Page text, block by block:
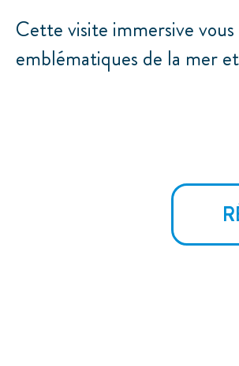
Cette visite immersive
emblématiques de la mer